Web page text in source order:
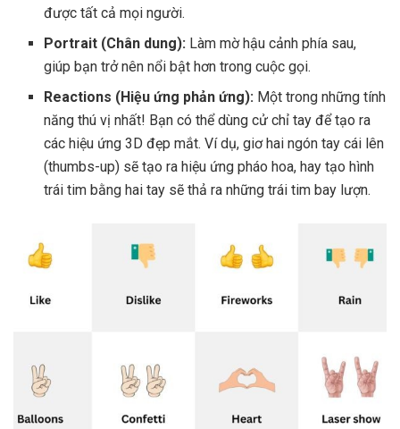
được tất cả mọi người.
Portrait (Chân dung): Làm mờ hậu cảnh phía sau,
giúp bạn trở nên nổi bật hơn trong cuộc gọi.
Reactions (Hiệu ứng phản ứng): Một trong những tính
năng thú vị nhất! Bạn có thể dùng cử chỉ tay để tạo ra
các hiệu ứng 3D đẹp mắt. Ví dụ, giơ hai ngón tay cái lên
(thumbs-up) sẽ tạo ra hiệu ứng pháo hoa, hay tạo hình
trái tim bằng hai tay sẽ thả ra những trái tim bay lượn.